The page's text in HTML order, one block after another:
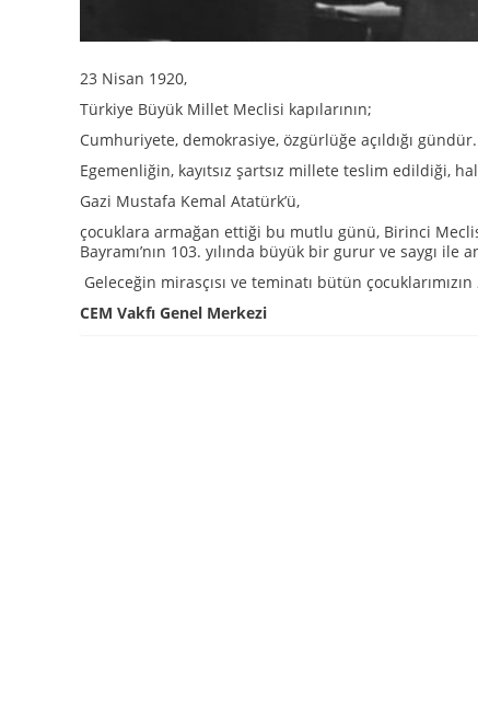
23 Nisan 1920,
Türkiye Büyük Millet Meclisi kapılarının;
Cumhuriyete, demokrasiye, özgürlüğe açıldığı gündür.
Egemenliğin, kayıtsız şartsız millete teslim edildiği,
Gazi Mustafa Kemal Atatürk’ü,
çocuklara armağan ettiği bu mutlu günü, Birinci
Bayramı’nın 103. yılında büyük bir gurur ve saygı ile
Geleceğin mirasçısı ve teminatı bütün
CEM Vakfı Genel Merkezi